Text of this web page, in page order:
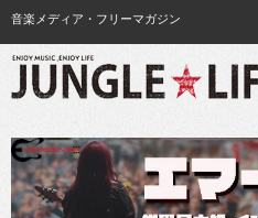
音楽メディア・フリーマガジン